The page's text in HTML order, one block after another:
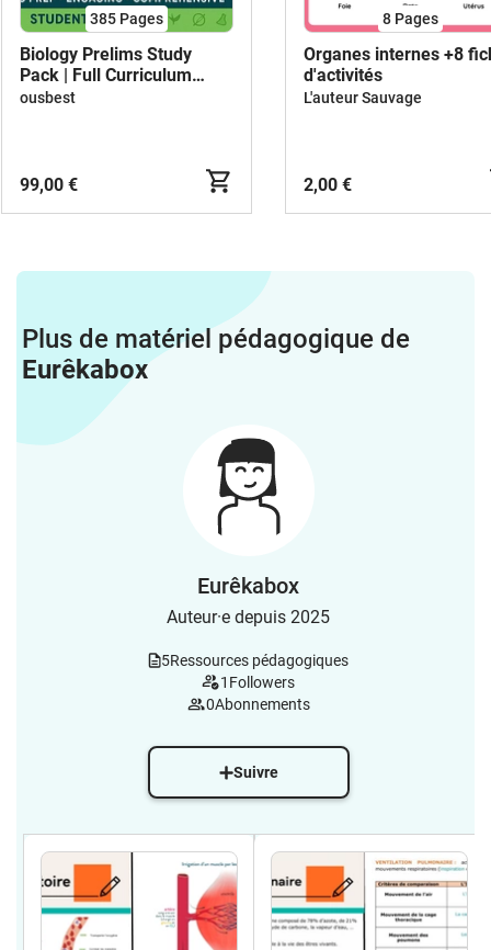
385 Pages
Biology Prelims Study
Pack | Full Curriculum
Review
ousbest
99,00 €
8 Pages
Organes internes +8
d'activités
L'auteur Sauvage
2,00 €
Plus de matériel pédagogique de
Eurêkabox
Eurêkabox
Auteur·e depuis 2025
5Ressources pédagogiques
1 Followers
0Abonnements
Suivre